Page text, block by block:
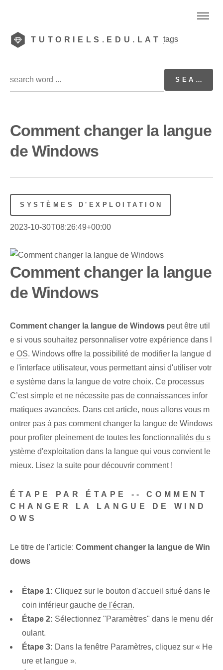
TUTORIELS.EDU.LAT tags
Comment changer la langue
de Windows
SYSTÈMES D'EXPLOITATION
2023-10-30T08:26:49+00:00
Comment changer la langue
de Windows
Comment changer la langue de Windows peut être util
e si vous souhaitez personnaliser votre expérience dans l
e OS. Windows offre la possibilité de modifier la langue d
e l'interface utilisateur, vous permettant ainsi d'utiliser votr
e système dans la langue de votre choix. Ce processus
C’est simple et ne nécessite pas de connaissances infor
matiques avancées. Dans cet article, nous allons vous m
ontrer pas à pas comment changer la langue de Windows
pour profiter pleinement de toutes les fonctionnalités du s
ystème d'exploitation dans la langue qui vous convient le
mieux. Lisez la suite pour découvrir comment !
ÉTAPE PAR ÉTAPE -- COMMENT
CHANGER LA LANGUE DE WIND
OWS
Le titre de l'article: Comment changer la langue de Win
dows
Étape 1: Cliquez sur le bouton d'accueil situé dans le
coin inférieur gauche de l'écran.
Étape 2: Sélectionnez "Paramètres" dans le menu dér
oulant.
Étape 3: Dans la fenêtre Paramètres, cliquez sur « He
ure et langue ».